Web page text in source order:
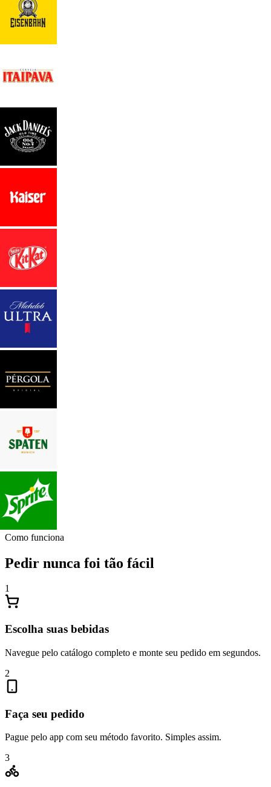
Como funciona
Pedir nunca foi tão fácil
1
Escolha suas bebidas
Navegue pelo catálogo completo e monte seu pedido em segundos.
2
Faça seu pedido
Pague pelo app com seu método favorito. Simples assim.
3